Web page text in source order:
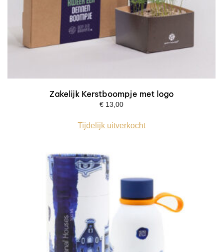
Zakelijk Kerstboompje met logo
€ 13,00
Tijdelijk uitverkocht